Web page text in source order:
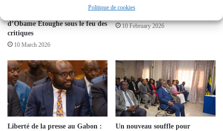
Politique de cookies
d’Obame Etoughe sous le feu des
critiques
10 March 2026
administratif et zones d’ombre
10 February 2026
Liberté de la presse au Gabon :
Un nouveau souffle pour